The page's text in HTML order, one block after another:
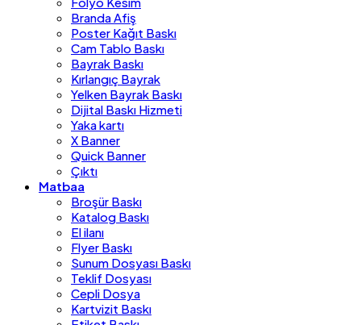
Branda Afiş
Poster Kağıt Baskı
Cam Tablo Baskı
Bayrak Baskı
Kırlangıç Bayrak
Yelken Bayrak Baskı
Dijital Baskı Hizmeti
Yaka kartı
X Banner
Quick Banner
Çıktı
Matbaa
Broşür Baskı
Katalog Baskı
El ilanı
Flyer Baskı
Sunum Dosyası Baskı
Teklif Dosyası
Cepli Dosya
Kartvizit Baskı